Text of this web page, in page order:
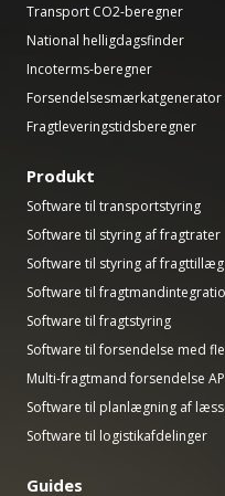
Transport CO2-beregner
National helligdagsfinder
Incoterms-beregner
Forsendelsesmærkatgenerator
Fragtleveringstidsberegner
Produkt
Software til transportstyring
Software til styring af fragtrater
Software til styring af fragttillæg
Software til
Software til fragtstyring
Software til forsendelse med
Multi-fragtmand forsendelse
Software til planlægning af
Software til logistikafdelinger
Guides